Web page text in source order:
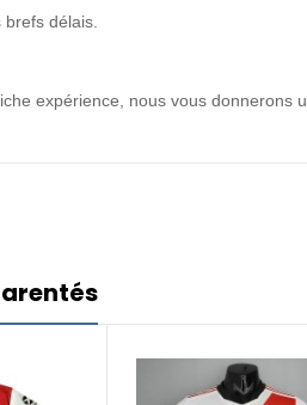
délais.
expérience, nous vous donnerons